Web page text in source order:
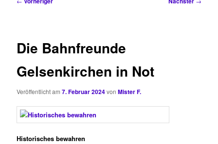
Die Bahnfreunde
Gelsenkirchen in Not
Veröffentlicht am7. Februar 2024vonMister F.
Historisches bewahren